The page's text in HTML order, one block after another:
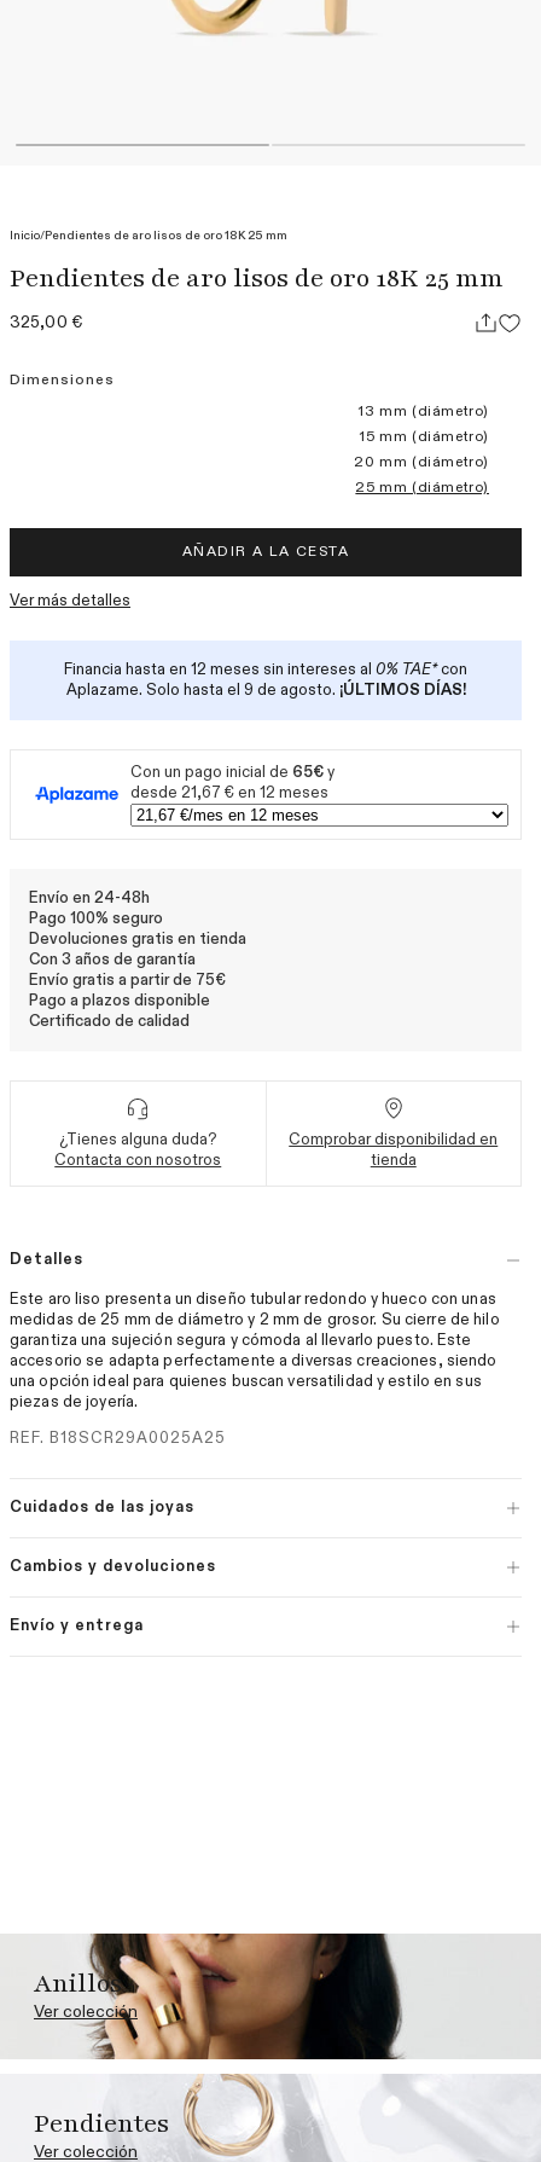
Inicio/ Pendientes de aro lisos de oro 18K 25 mm
Pendientes de aro lisos de oro 18K 25 mm
Precio
325,00 €
Dimensiones
13 mm (diámetro)
15 mm (diámetro)
20 mm (diámetro)
25 mm (diámetro)
AÑADIR A LA CESTA
Ver más detalles
Financia hasta en 12 meses sin intereses al 0% TAE*con
Aplazame. Solo hasta el 9 de agosto. ¡ÚLTIMOS DÍAS!
Con un pago inicial de 65€y
desde 21,67 € en 12 meses
Envío en 24-48h
Pago 100% seguro
Devoluciones gratis en tienda
Con 3 años de garantía
Envío gratis a partir de 75€
Pago a plazos disponible
Certificado de calidad
¿Tienes alguna duda?
Contacta con nosotros
Comprobar disponibilidad en
tienda
Detalles
Este aro liso presenta un diseño tubular redondo y hueco con unas
medidas de 25 mm de diámetro y 2 mm de grosor. Su cierre de hilo
garantiza una sujeción segura y cómoda al llevarlo puesto. Este
accesorio se adapta perfectamente a diversas creaciones, siendo
una opción ideal para quienes buscan versatilidad y estilo en sus
piezas de joyería.
REF. B18SCR29A0025A25
Cuidados de las joyas
Cambios y devoluciones
Envío y entrega
Anillos
Ver colección
Pendientes
Ver colección